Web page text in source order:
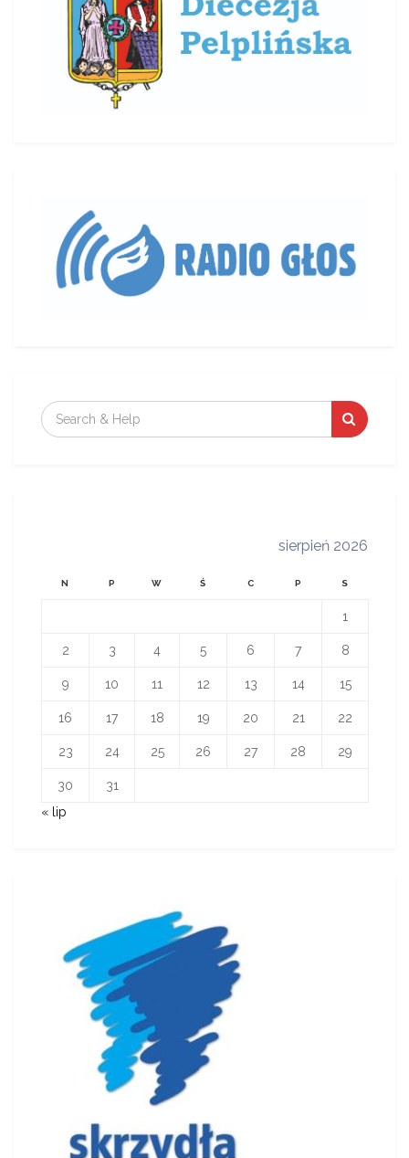
Szukaj:
sierpień 2026
N P W Ś C P S
1
2 3 4 5 6 7 8
9 10 11 12 13 14 15
16 17 18 19 20 21 22
23 24 25 26 27 28 29
30
31
« lip